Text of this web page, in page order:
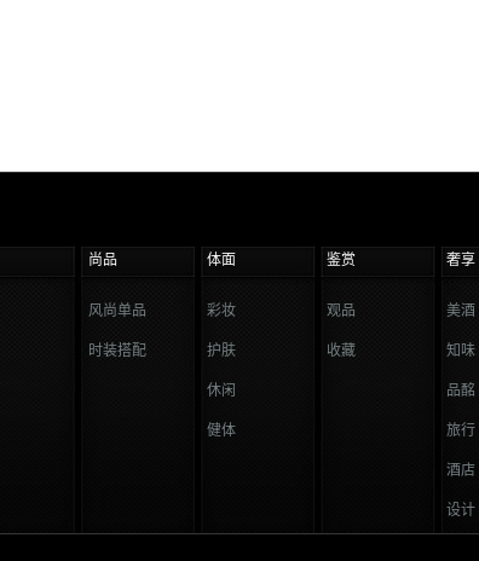
尚品 体面 鉴赏 奢享
风尚单品
时装搭配
彩妆
护肤
休闲
健体
观品
收藏
美酒
知味
品酩
旅行
酒店
设计